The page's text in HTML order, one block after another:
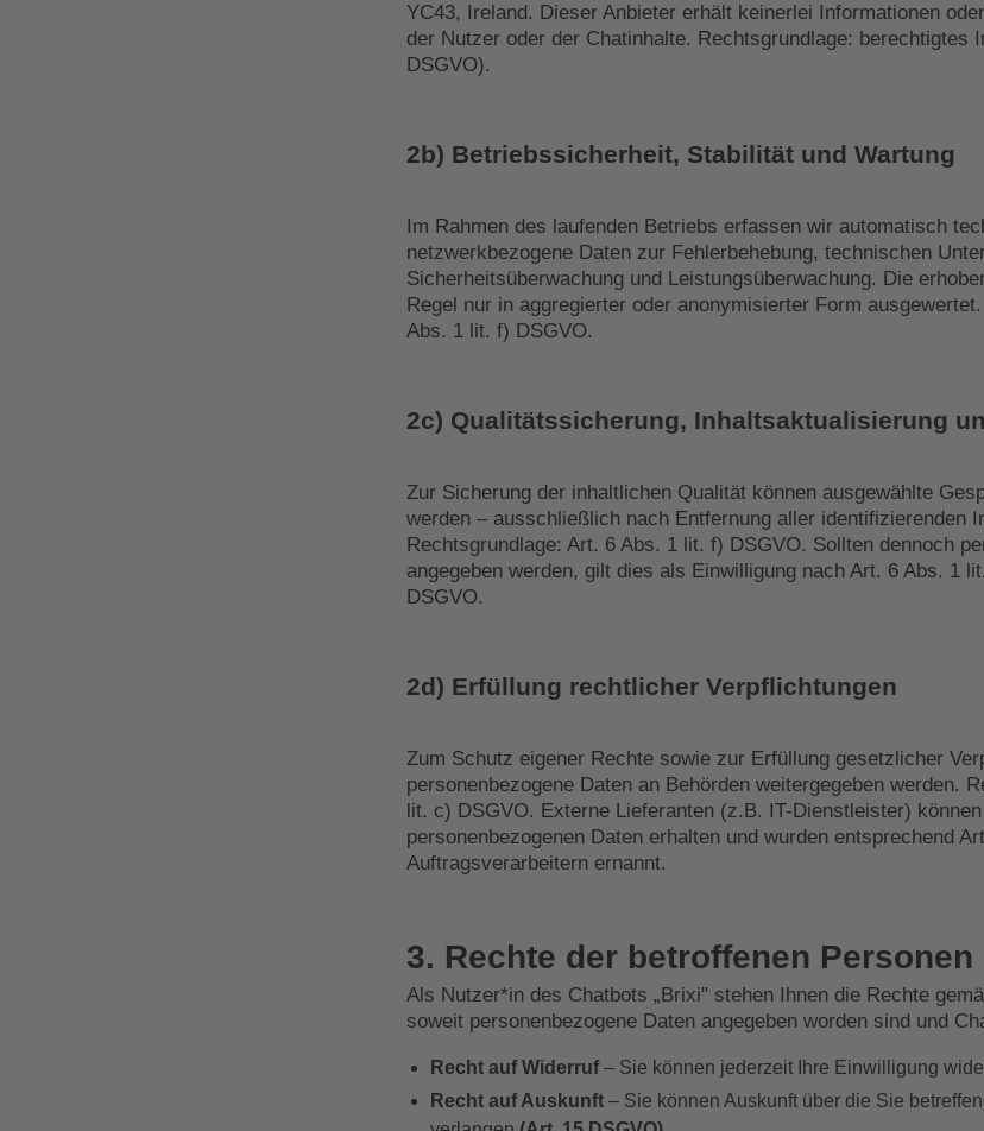
YC43, Ireland. Dieser Anbieter erhält keinerlei Informationen
der Nutzer oder der Chatinhalte. Rechtsgrundlage: berechtigtes
DSGVO).
2b) Betriebssicherheit, Stabilität und Wartung
Im Rahmen des laufenden Betriebs erfassen wir automatisch
netzwerkbezogene Daten zur Fehlerbehebung, technischen
Sicherheitsüberwachung und Leistungsüberwachung. Die
Regel nur in aggregierter oder anonymisierter Form
Abs. 1 lit. f) DSGVO.
2c) Qualitätssicherung, Inhaltsaktualisierung
Zur Sicherung der inhaltlichen Qualität können ausgewählte
werden – ausschließlich nach Entfernung aller identifizierenden
Rechtsgrundlage: Art. 6 Abs. 1 lit. f) DSGVO. Sollten dennoch
angegeben werden, gilt dies als Einwilligung nach Art. 6 Abs. 1
DSGVO.
2d) Erfüllung rechtlicher Verpflichtungen
Zum Schutz eigener Rechte sowie zur Erfüllung gesetzlicher
personenbezogene Daten an Behörden weitergegeben werden.
lit. c) DSGVO. Externe Lieferanten (z.B. IT-Dienstleister)
personenbezogenen Daten erhalten und wurden entsprechend
Auftragsverarbeitern ernannt.
3. Rechte der betroffenen Personen
Als Nutzer*in des Chatbots „Brixi" stehen Ihnen die Rechte
soweit personenbezogene Daten angegeben worden sind und
Recht auf Widerruf– Sie können jederzeit Ihre Einwilligung
Recht auf Auskunft– Sie können Auskunft über die Sie